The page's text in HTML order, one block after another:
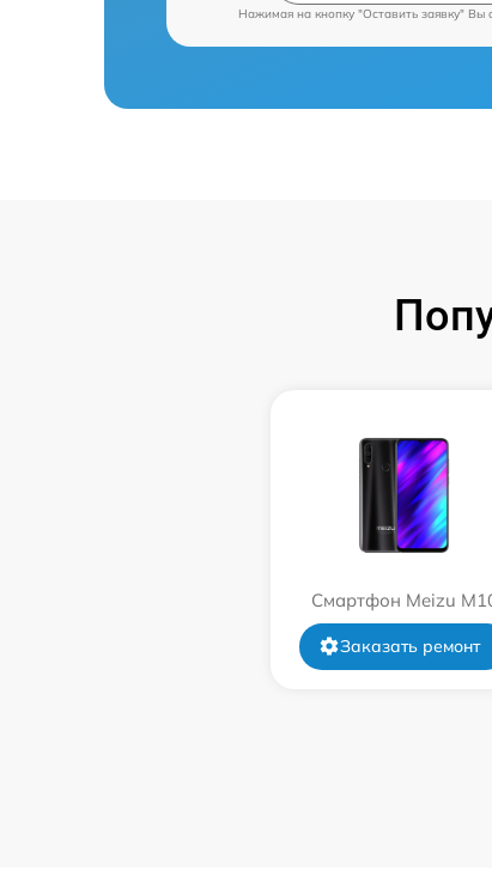
Нажимая на кнопку "Оставить заявку" Вы
Смартфон Meizu
Заказать ремонт